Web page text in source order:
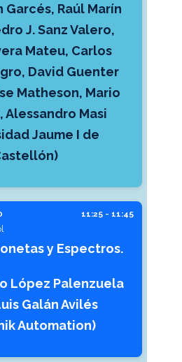
Garcés, Raúl Marín
J. Sanz Valero,
Mateu, Carlos
David Guenter
Matheson, Mario
Alessandro Masi
Jaume I de
11:25 - 11:45
y Espectros.
López Palenzuela
Galán Avilés
Automation)